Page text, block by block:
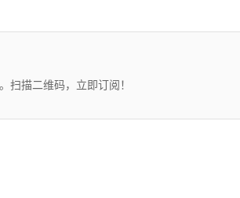
扫描二维码，立即订阅！